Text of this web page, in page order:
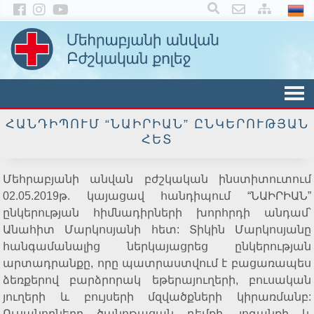
×
ՀԱՆԴԻՊՈՒՄ “ՆԱԻՐԻԱՆ” ԸՆԿԵՐՈՒԹՅԱՆ
ՀԵՏ
Մեհրաբյանի անվան բժշկական ինստիտուտում
02.05.2019թ. կայացավ հանդիպում “ՆԱԻՐԻԱՆ”
ընկերության հիմնադիրների խորհրդի անդամ՝
Անահիտ Մարկոսյանի հետ: Տիկին Մարկոսյանը
հանգամանալից ներկայացրեց ընկերության
արտադրանքը, որը պատրաստվում է բացառապես
ձեռքերով բարձրորակ եթերայուղերի, բուսական
յուղերի և բույսերի մզվածքների կիրառմանբ: